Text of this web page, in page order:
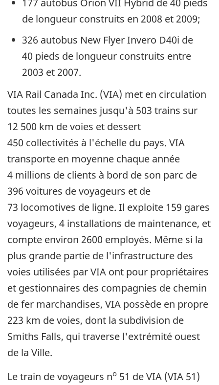
177 autobus Orion VII Hybrid de 40 pieds
de longueur construits en 2008 et 2009;
326 autobus New Flyer Invero D40i de
40 pieds de longueur construits entre
2003 et 2007.
VIA Rail Canada Inc. (VIA) met en circulation
toutes les semaines jusqu'à 503 trains sur
12 500 km de voies et dessert
450 collectivités à l'échelle du pays. VIA
transporte en moyenne chaque année
4 millions de clients à bord de son parc de
396 voitures de voyageurs et de
73 locomotives de ligne. Il exploite 159 gares
voyageurs, 4 installations de maintenance, et
compte environ 2600 employés. Même si la
plus grande partie de l'infrastructure des
voies utilisées par VIA ont pour propriétaires
et gestionnaires des compagnies de chemin
de fer marchandises, VIA possède en propre
223 km de voies, dont la subdivision de
Smiths Falls, qui traverse l'extrémité ouest
de la Ville.
Le train de voyageurs no 51 de VIA (VIA 51)